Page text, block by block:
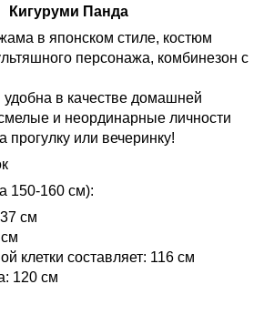
Кигуруми Панда
в японском стиле, костюм
персонажа, комбинезон с
в качестве домашней
и неординарные личности
прогулку или вечеринку!
150-160 см):
см
клетки составляет: 116 см
120 см